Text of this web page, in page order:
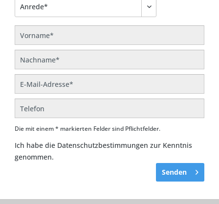
Die mit einem * markierten Felder sind Pflichtfelder.
Ich habe die Datenschutzbestimmungen zur Kenntnis
genommen.
Senden